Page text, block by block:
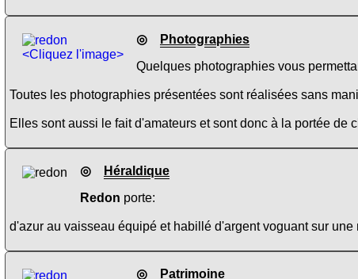
<Cliquez l'image>
◎
Photographies
Quelques photographies vous
Toutes les photographies présentées sont réalisées sans
Elles sont aussi le fait d'amateurs et sont donc à la portée de
◎
Héraldique
Redon porte:
d'azur au vaisseau équipé et habillé d'argent voguant sur
◎
Patrimoine